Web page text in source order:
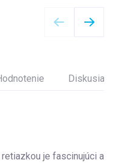
Diskusia
je fascinujúci a